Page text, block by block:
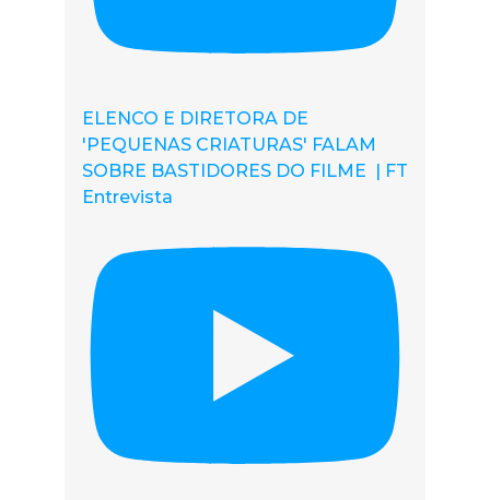
ELENCO E DIRETORA DE
'PEQUENAS CRIATURAS' FALAM
SOBRE BASTIDORES DO FILME | FT
Entrevista